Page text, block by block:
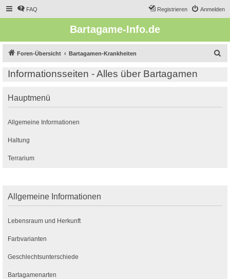
FAQ Anmelden
Registrieren
Bartagame-Info.de
Foren-Übersicht Bartagamen-Krankheiten
Informationsseiten - Alles über Bartagamen
Hauptmenü
Allgemeine Informationen
Haltung
Terrarium
Allgemeine Informationen
Lebensraum und Herkunft
Farbvarianten
Geschlechtsunterschiede
Bartagamenarten